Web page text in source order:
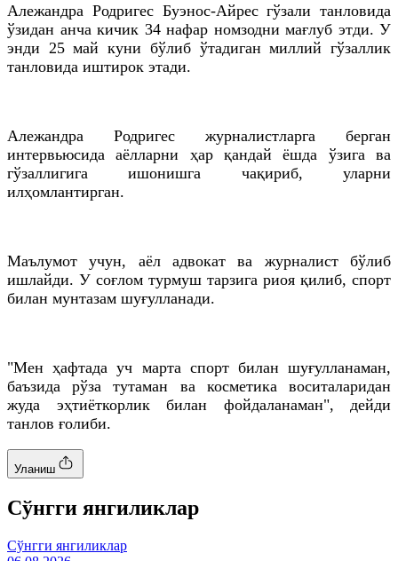
Алежандра Родригес Буэнос-Айресгўзали танловида
ўзидан анча кичик 34 нафар номзодни мағлуб этди. У
энди 25 май куни бўлиб ўтадиган миллий гўзаллик
танловида иштирок этади.
Алежандра Родригес журналистларга берган
интервьюсида аёлларни ҳар қандай ёшда ўзига ва
гўзаллигига ишонишга чақириб, уларни
илҳомлантирган.
Маълумот учун, аёл адвокат ва журналист бўлиб
ишлайди. У соғлом турмуш тарзига риоя қилиб, спорт
билан мунтазам шуғулланади.
"Мен ҳафтада уч марта спорт билан шуғулланаман,
баъзида рўза тутаман ва косметика воситаларидан
жуда эҳтиёткорлик билан фойдаланаман", дейди
танлов ғолиби.
Уланиш
Cўнгги янгиликлар
Cўнгги янгиликлар